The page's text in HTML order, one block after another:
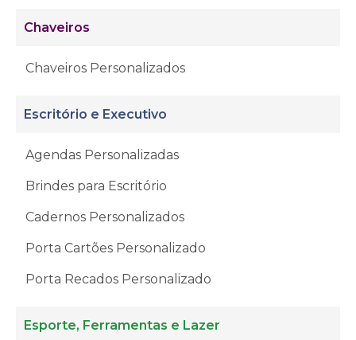
Chaveiros
Chaveiros Personalizados
Escritório e Executivo
Agendas Personalizadas
Brindes para Escritório
Cadernos Personalizados
Porta Cartões Personalizado
Porta Recados Personalizado
Esporte, Ferramentas e Lazer